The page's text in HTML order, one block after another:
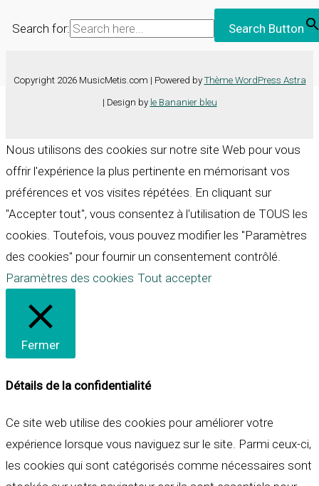
Search for: Search Button
Copyright 2026 MusicMetis.com | Powered by Thème WordPress Astra
| Design by le Bananier bleu
Nous utilisons des cookies sur notre site Web pour vous
offrir l'expérience la plus pertinente en mémorisant vos
préférences et vos visites répétées. En cliquant sur
"Accepter tout", vous consentez à l'utilisation de TOUS les
cookies. Toutefois, vous pouvez modifier les "Paramètres
des cookies" pour fournir un consentement contrôlé.
Paramètres des cookies Tout accepter
Fermer
Détails de la confidentialité
Ce site web utilise des cookies pour améliorer votre
expérience lorsque vous naviguez sur le site. Parmi ceux-ci,
les cookies qui sont catégorisés comme nécessaires sont